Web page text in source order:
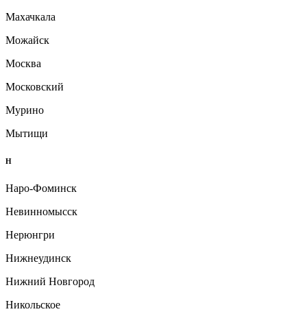
Махачкала
Можайск
Москва
Московский
Мурино
Мытищи
Н
Наро-Фоминск
Невинномысск
Нерюнгри
Нижнеудинск
Нижний Новгород
Никольское